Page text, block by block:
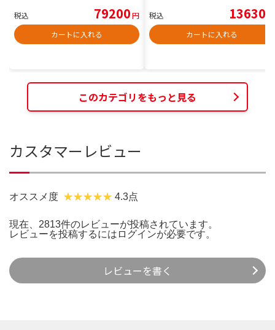
税込 79200円
カートに入れる
税込 13630
カートに入れる
このカテゴリをもっと見る
カスタマーレビュー
オススメ度 4.3点
現在、2813件のレビューが投稿されています。
レビューを投稿するには ログインが必要です。
レビューを書く